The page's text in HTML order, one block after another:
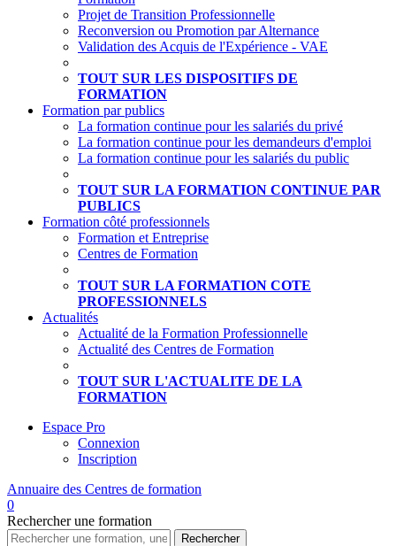
Projet de Transition Professionnelle
Reconversion ou Promotion par Alternance
Validation des Acquis de l'Expérience - VAE
TOUT SUR LES DISPOSITIFS DE
FORMATION
Formation par publics
La formation continue pour les salariés du privé
La formation continue pour les demandeurs d'emploi
La formation continue pour les salariés du public
TOUT SUR LA FORMATION CONTINUE PAR
PUBLICS
Formation côté professionnels
Formation et Entreprise
Centres de Formation
TOUT SUR LA FORMATION COTE
PROFESSIONNELS
Actualités
Actualité de la Formation Professionnelle
Actualité des Centres de Formation
TOUT SUR L'ACTUALITE DE LA
FORMATION
Espace Pro
Connexion
Inscription
Annuaire des Centres de formation
0
Rechercherune formation
Rechercher